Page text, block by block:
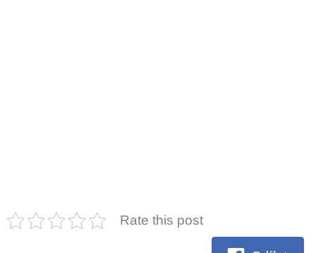
Rate this post